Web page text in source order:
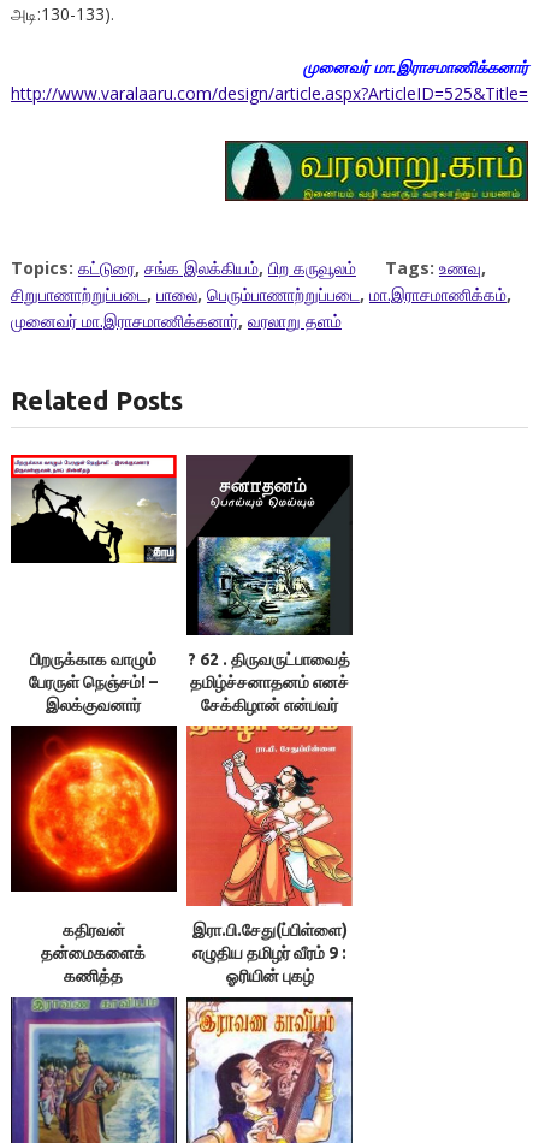
அடி:130-133).
முனைவர் மா.இராசமாணிக்கனார்
http://www.varalaaru.com/design/article.aspx?ArticleID=525&Title=
Topics: கட்டுரை, சங்க இலக்கியம், பிற கருவூலம் Tags: உணவு,
சிறுபாணாற்றுப்படை , பாலை, பெரும்பாணாற்றுப்படை , மா.இராசமாணிக்கம்,
முனைவர் மா.இராசமாணிக்கனார், வரலாறு தளம்
Related Posts
பிறருக்காக வாழும்
பேரருள் நெஞ்சம்! –
இலக்குவனார்
திருவள்ளுவன், தாய்
மின்னிதழ்
? 62 . திருவருட்பாவைத்
தமிழ்ச்சனாதனம் எனச்
சேக்கிழான் என்பவர்
கூறுகிறாரே! –
இலக்குவனார்
திருவள்ளுவன்
கதிரவன்
தன்மைகளைக்
கணித்த
கன்னித்தமிழர், அன்றே
சொன்னார்கள்35,
இலக்குவனார்
திருவள்ளுவன்
இரா.பி.சேது(ப்பிள்ளை)
எழுதிய தமிழர் வீரம் 9 :
ஓரியின் புகழ்